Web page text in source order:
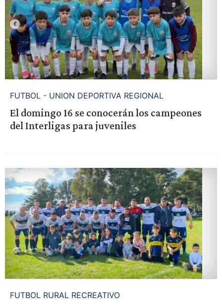
FUTBOL - UNION DEPORTIVA REGIONAL
El domingo 16 se conocerán los campeones
del Interligas para juveniles
FUTBOL RURAL RECREATIVO